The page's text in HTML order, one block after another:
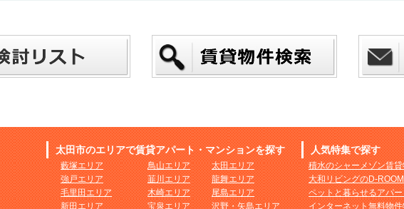
太田市のエリアで賃貸アパート・マンションを探す
藪塚エリア
強戸エリア
毛里田エリア
新田エリア
鳥山エリア
韮川エリア
木崎エリア
宝泉エリア
太田エリア
龍舞エリア
尾島エリア
沢野・矢島エリア
人気特集で探す
積水のシャーメゾン賃
大和リビングのD-
ペットと暮らせるアパ
インターネット無料物